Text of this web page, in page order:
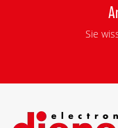
Sie